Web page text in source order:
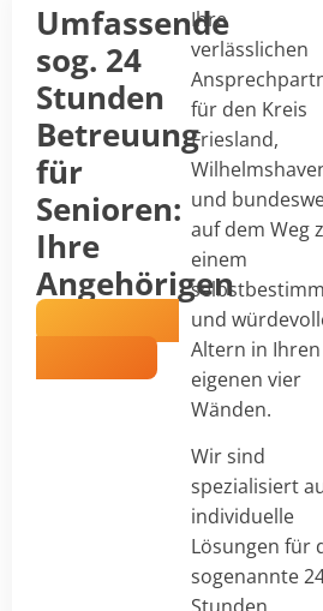
Umfassende
sog. 24
Stunden
Betreuung
für
Senioren:
Ihre
Angehörigen
in besten
Händen
Ihre
verlässlichen
für den Kreis
Friesland,
und
auf dem Weg
einem
und
Altern in Ihren
eigenen vier
Wänden.
Wir sind
spezialisiert
individuelle
Lösungen für
sogenannte